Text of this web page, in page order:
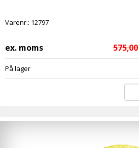
Varenr.: 12797
ex. moms 575,00
På lager